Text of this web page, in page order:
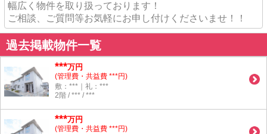
幅広く物件を取り扱っております！
ご相談、ご質問等お気軽にお申し付けくださいませ！！
過去掲載物件一覧
***万円
(管理費・共益費 ***円)
敷：***｜礼：***
2階 / *** / ***
***万円
(管理費・共益費 ***円)